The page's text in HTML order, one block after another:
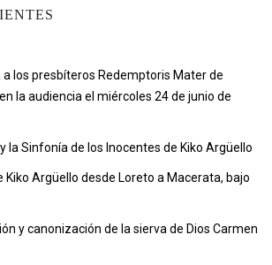
a los presbíteros Redemptoris Mater de
la audiencia el miércoles 24 de junio de
la Sinfonía de los Inocentes de Kiko Argüello
Kiko Argüello desde Loreto a Macerata, bajo
y canonización de la sierva de Dios Carmen